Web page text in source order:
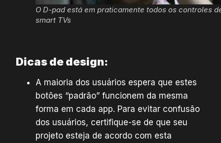
O D-pad está em praticamente todos os controles
smart TVs
Dicas de design:
A maioria dos usuários espera que estes
botões “padrão” funcionem da mesma
forma em cada app. Para evitar confusão
dos usuários, certifique-se de que seu
projeto esteja de acordo com esta